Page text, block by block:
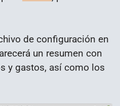
de configuración en
un resumen con
y gastos, así como los